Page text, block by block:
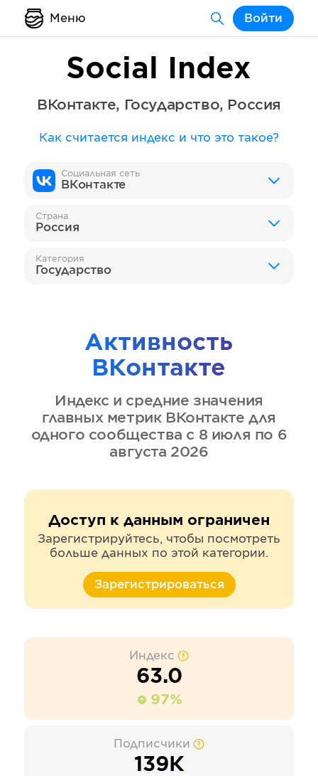
Меню Войти
Social Index
ВКонтакте, Государство, Россия
Как считается индекс и что это такое?
Социальная сеть
ВКонтакте
Страна
Россия
Категория
Государство
Активность
ВКонтакте
Индекс и средние значения
главных метрик ВКонтакте для
одного сообщества с 8 июля по 6
августа 2026
Доступ к данным ограничен
Зарегистрируйтесь, чтобы посмотреть
больше данных по этой категории.
Зарегистрироваться
Индекс
63.0
97%
Подписчики
139К